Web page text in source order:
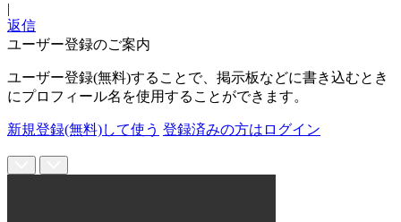
|
返信
ユーザー登録のご案内
ユーザー登録(無料)することで、掲示板などに書き込むとき
にプロフィール名を使用することができます。
新規登録(無料)して使う 登録済みの方はログイン